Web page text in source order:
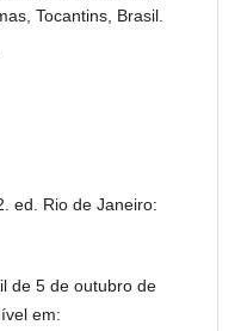
Tocantins, Brasil.
ed. Rio de Janeiro:
de 5 de outubro de
em: